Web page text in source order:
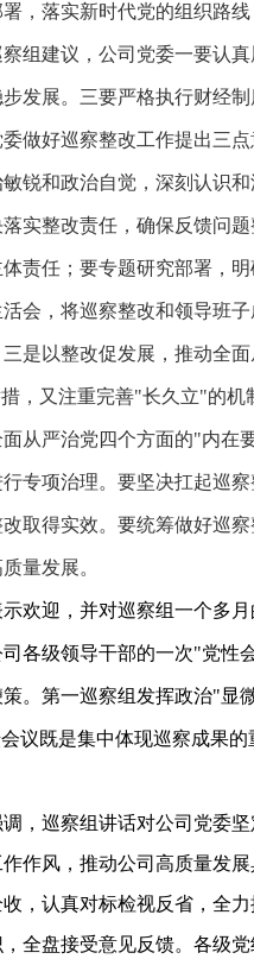
，落实新时代党的组织路
组建议，公司党委一要认
发展。三要严格执行财经制
做好巡察整改工作提出三
锐和政治自觉，深刻认识
实整改责任，确保反馈问
责任；要专题研究部署，
会，将巡察整改和领导班
是以整改促发展，推动全
，又注重完善"长久立"的
从严治党四个方面的"内在
专项治理。要坚决扛起巡
取得实效。要统筹做好巡
量发展。
欢迎，并对巡察组一个多
各级领导干部的一次"党
。第一巡察组发挥政治"
议既是集中体现巡察成果
，巡察组讲话对公司党委
作风，推动公司高质量发
，认真对标检视反省，全力
全盘接受意见反馈。各级